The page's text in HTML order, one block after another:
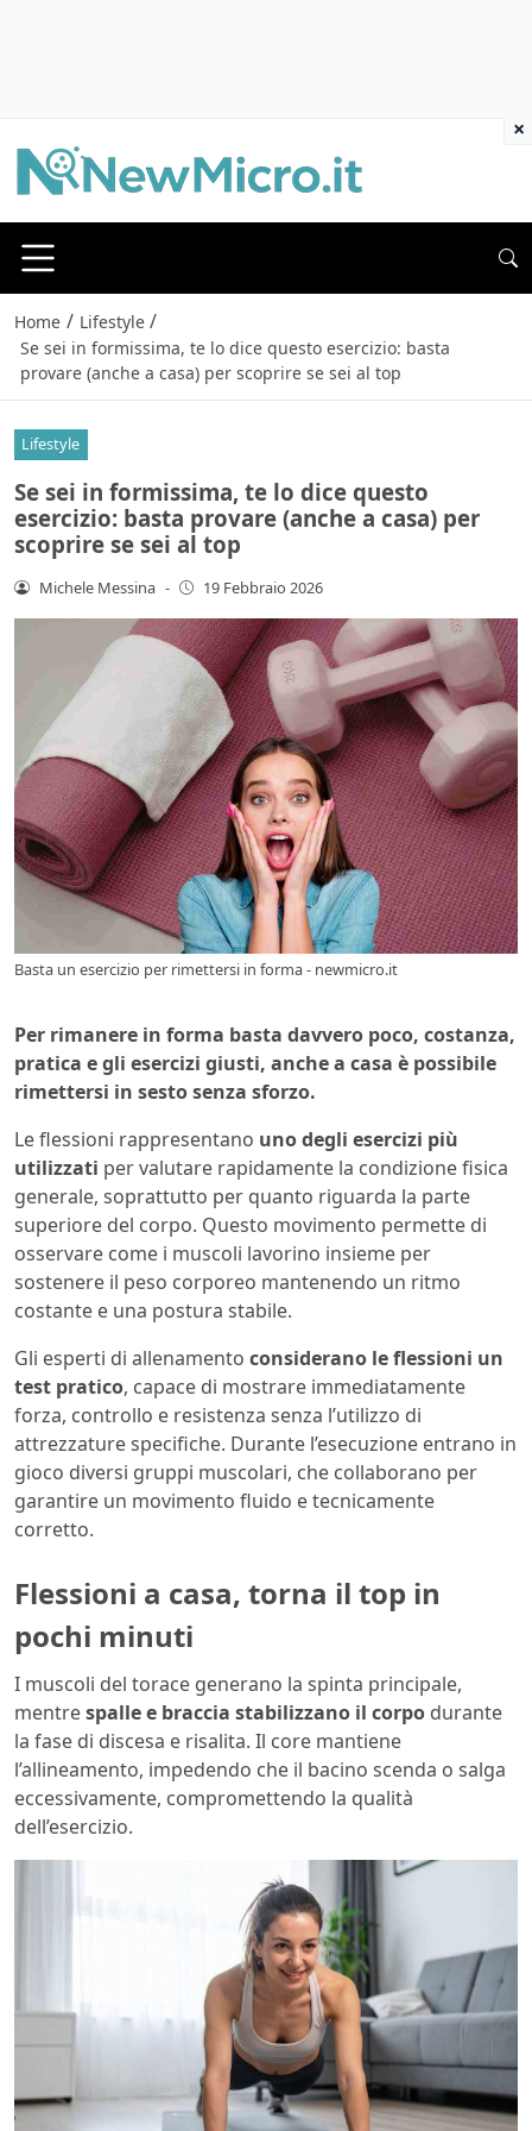
Home / Lifestyle /
Se sei in formissima, te lo dice questo esercizio: basta
provare (anche a casa) per scoprire se sei al top
Lifestyle
Se sei in formissima, te lo dice questo
esercizio: basta provare (anche a casa) per
scoprire se sei al top
Michele Messina - 19 Febbraio 2026
Basta un esercizio per rimettersi in forma - newmicro.it
Per rimanere in forma basta davvero poco, costanza,
pratica e gli esercizi giusti, anche a casa è possibile
rimettersi in sesto senza sforzo.
Le flessioni rappresentano uno degli esercizi più
utilizzati per valutare rapidamente la condizione fisica
generale, soprattutto per quanto riguarda la parte
superiore del corpo. Questo movimento permette di
osservare come i muscoli lavorino insieme per
sostenere il peso corporeo mantenendo un ritmo
costante e una postura stabile.
Gli esperti di allenamento considerano le flessioni un
test pratico, capace di mostrare immediatamente
forza, controllo e resistenza senza l’utilizzo di
attrezzature specifiche. Durante l’esecuzione entrano in
gioco diversi gruppi muscolari, che collaborano per
garantire un movimento fluido e tecnicamente
corretto.
Flessioni a casa, torna il top in
pochi minuti
I muscoli del torace generano la spinta principale,
mentrespalle e braccia stabilizzano il corpo durante
la fase di discesa e risalita. Il core mantiene
l’allineamento, impedendo che il bacino scenda o salga
eccessivamente, compromettendo la qualità
dell’esercizio.
×